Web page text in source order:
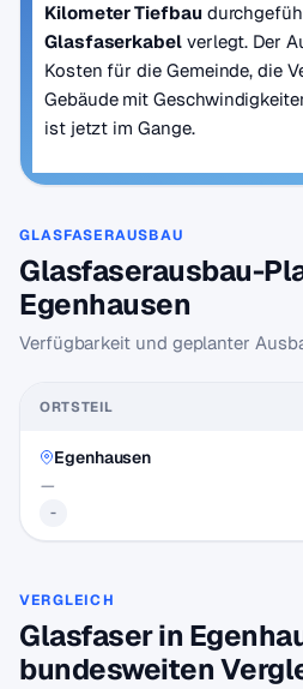
Kilometer Tiefbau
Glasfaserkabelverlegt. Der
Kosten für die Gemeinde, die
Gebäude mit
ist jetzt im Gange.
GLASFASERAUSBAU
Glasfaserausbau-
Egenhausen
Verfügbarkeit und geplanter
ORTSTEIL
Egenhausen
-
—
VERGLEICH
Glasfaser in
bundesweiten